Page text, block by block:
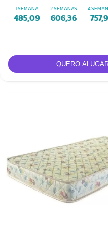
1 SEMANA
485,09
2 SEMANAS
606,36
4
-